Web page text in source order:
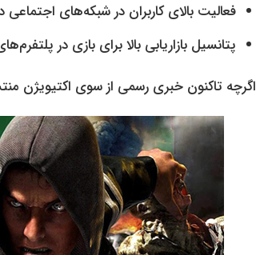
فعالیت بالای کاربران در شبکه‌های
پتانسیل بازاریابی بالا برای بازی در
اگرچه تاکنون خبری رسمی از سوی اکتیویژن